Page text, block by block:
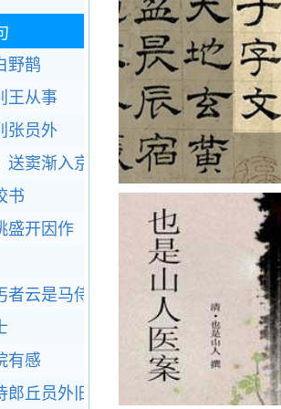
野鹊
王从事
张员外
送窦渐入京
书
盛开因作
者云是马侍中诸孙，悯而有赠
有感
郎丘员外旧题十三代祖历山草堂诗因